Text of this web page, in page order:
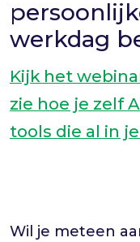
werkdag
Kijk het
zie hoe je zelf
tools die al in
Wil je meteen